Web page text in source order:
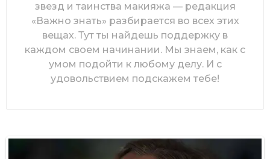
звезд и таинства макияжа — редакция
«Важно знать» разбирается во всех этих
вещах. Тут ты найдешь поддержку в
каждом своем начинании. Мы знаем, как с
умом подойти к любому делу. И с
удовольствием подскажем тебе!